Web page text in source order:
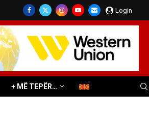
Login
+ MË TEPËR…